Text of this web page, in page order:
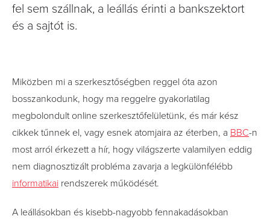
fel sem szállnak, a leállás érinti a bankszektort
és a sajtót is.
Miközben mi a szerkesztőségben reggel óta azon
bosszankodunk, hogy ma reggelre gyakorlatilag
megbolondult online szerkesztőfelületünk, és már kész
cikkek tűnnek el, vagy esnek atomjaira az éterben, a BBC-n
most arról érkezett a hír, hogy világszerte valamilyen eddig
nem diagnosztizált probléma zavarja a legkülönfélébb
informatikai rendszerek működését.
A leállásokban és kisebb-nagyobb fennakadásokban